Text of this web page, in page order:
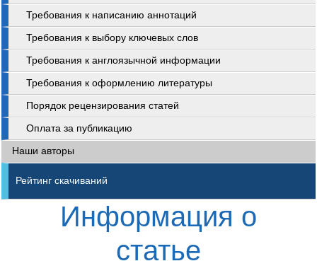
Требования к написанию аннотаций
Требования к выбору ключевых слов
Требования к англоязычной информации
Требования к оформлению литературы
Порядок рецензирования статей
Оплата за публикацию
Наши авторы
Рейтинг скачиваний
Информация о
статье